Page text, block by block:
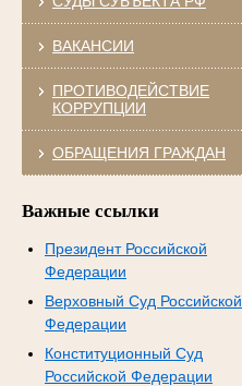
ВАКАНСИИ
ПРОТИВОДЕЙСТВИЕ
КОРРУПЦИИ
ОБРАЩЕНИЯ ГРАЖДАН
Важные ссылки
Президент Российской
Федерации
Верховный Суд Российской
Федерации
Конституционный Суд
Российской Федерации